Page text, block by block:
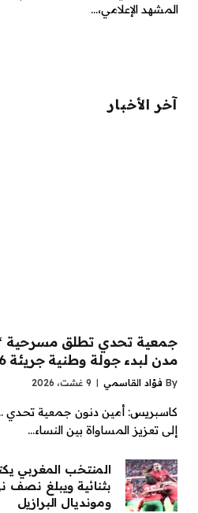
المشهد الإعلامي،…
آخر الأخبار
مدن لبدء جولة وطنية جريئة 2026
By فؤاد القاسمي 9 غشت، 2026
كاسبريس: أمين دنون جمعية تحدي …
إلى تعزيز المساواة بين النساء…
المنتخب المغربي
ومونديال البرازيل